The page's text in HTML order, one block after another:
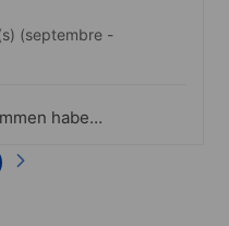
(septembre -
habe,